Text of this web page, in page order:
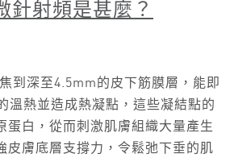
針射頻是甚麼？
到深至4.5mm的皮下筋膜層，能即
熱並造成熱凝點，這些凝結點的
蛋白，從而刺激肌膚組織大量產生
皮膚底層支撐力，令鬆弛下垂的肌